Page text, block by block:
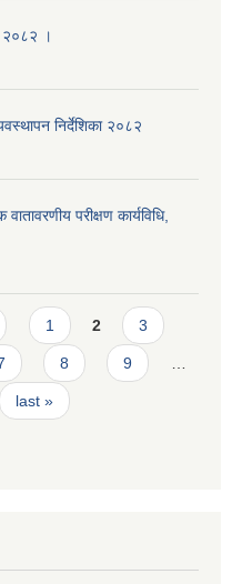
२०८२ ।
निर्देशिका २०८२
परीक्षण कार्यविधि,
1 2 3
8 9
last »